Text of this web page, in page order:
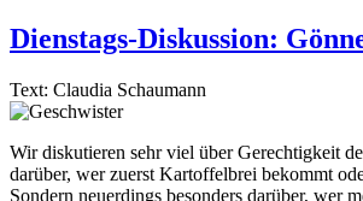
Dienstags-Diskussion:
Text: Claudia Schaumann
Wir diskutieren sehr viel über Gerechtigkeit
darüber, wer zuerst Kartoffelbrei bekommt
Sondern neuerdings besonders darüber, wer